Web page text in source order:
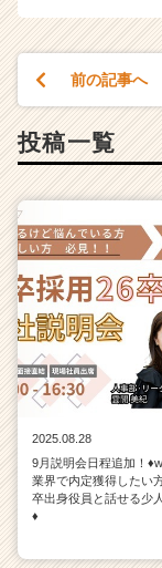
前の記事へ
投稿一覧
2025.08.28
9月説明会日程追加！
業界で内定獲得したい
卒出身役員と話せる少
♦